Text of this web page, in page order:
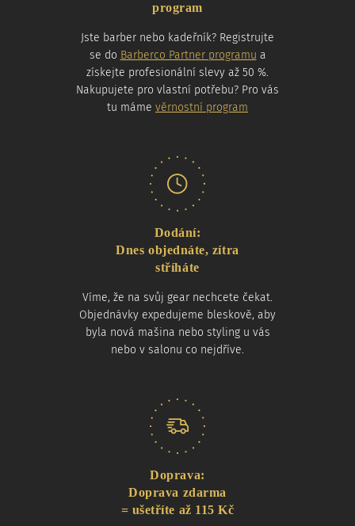
program
Jste barber nebo kadeřník? Registrujte
se do Barberco Partner programu a
získejte profesionální slevy až 50 %.
Nakupujete pro vlastní potřebu? Pro vás
tu máme věrnostní program
Dodání:
Dnes objednáte, zítra
stříháte
Víme, že na svůj gear nechcete čekat.
Objednávky expedujeme bleskově, aby
byla nová mašina nebo styling u vás
nebo v salonu co nejdříve.
Doprava:
Doprava zdarma
= ušetříte až 115 Kč